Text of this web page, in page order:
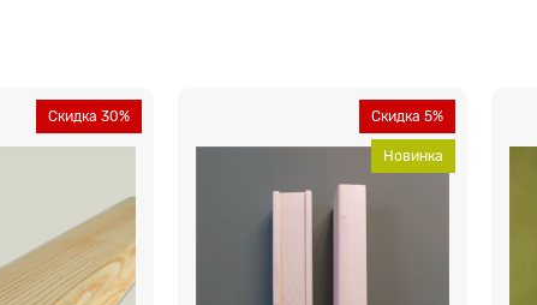
Скидка 30% Скидка 5%
Новинка